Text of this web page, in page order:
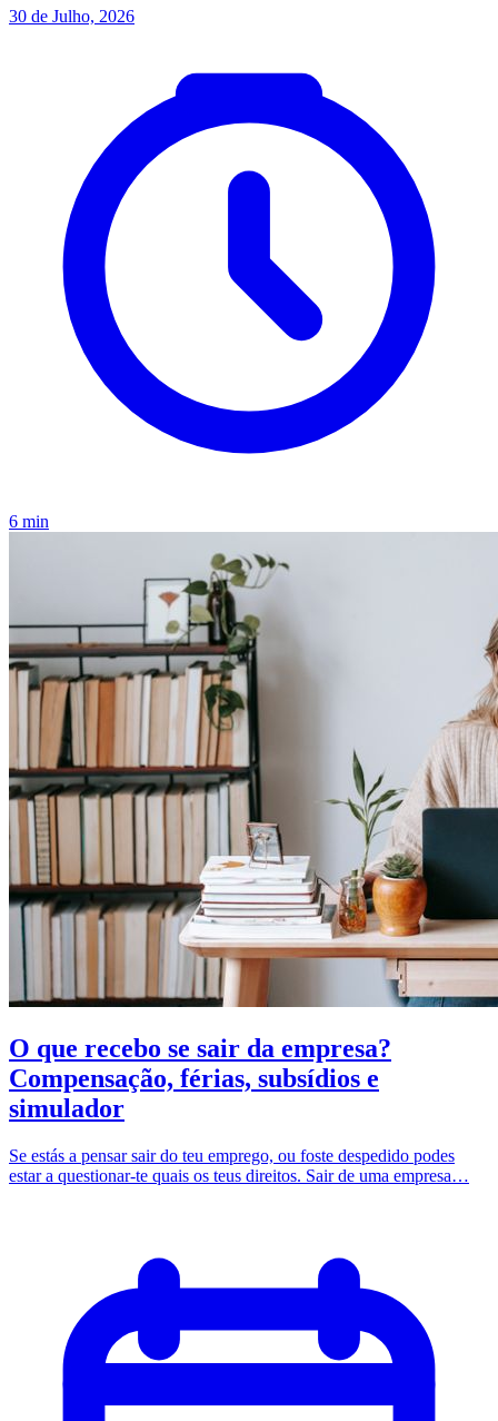
30 de Julho, 2026
6 min
O que recebo se sair da empresa?
Compensação, férias, subsídios e
simulador
Se estás a pensar sair do teu emprego, ou foste despedido podes
estar a questionar-te quais os teus direitos. Sair de uma empresa…